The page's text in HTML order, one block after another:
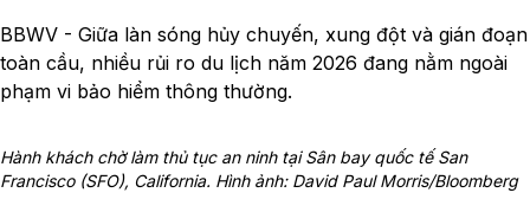
BBWV - Giữa làn sóng hủy chuyến, xung đột và gián đoạn
toàn cầu, nhiều rủi ro du lịch năm 2026 đang nằm ngoài
phạm vi bảo hiểm thông thường.
Hành khách chờ làm thủ tục an ninh tại Sân bay quốc tế San
Francisco (SFO), California. Hình ảnh: David Paul Morris/Bloomberg